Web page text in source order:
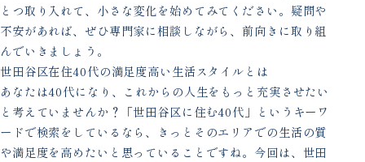
とつ取り入れて、小さな変化を始めてみてください。疑問や
不安があれば、ぜひ専門家に相談しながら、前向きに取り組
んでいきましょう。
世田谷区在住40代の満足度高い生活スタイルとは
あなたは40代になり、これからの人生をもっと充実させたい
と考えていませんか？「世田谷区に住む40代」というキーワ
ードで検索をしているなら、きっとそのエリアでの生活の質
や満足度を高めたいと思っていることですね。今回は、世田